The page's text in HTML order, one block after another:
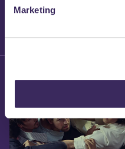
Marketing